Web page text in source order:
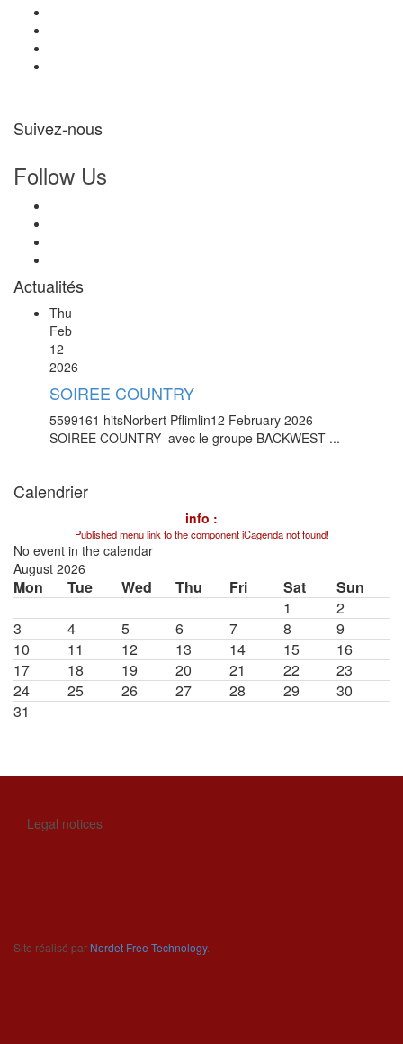
Suivez-nous
Follow Us
Actualités
Thu
Feb
12
2026
SOIREE COUNTRY
5599161 hitsNorbert Pflimlin12 February 2026
SOIREE COUNTRY avec le groupe BACKWEST ...
Calendrier
info :
Published menu link to the component iCagenda not found!
No event in the calendar
August 2026
Mon Tue Wed Thu Fri Sat
Sun
1
2
3
4 5 6 7 8
9
10
11 12 13 14 15
16
17
18 19 20 21 22
23
24
25 26 27 28 29
30
31
Legal notices
Site réalisé par Nordet Free Technology.